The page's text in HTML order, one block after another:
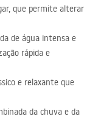
que permite alterar
de água intensa e
rápida e
e relaxante que
da chuva e da